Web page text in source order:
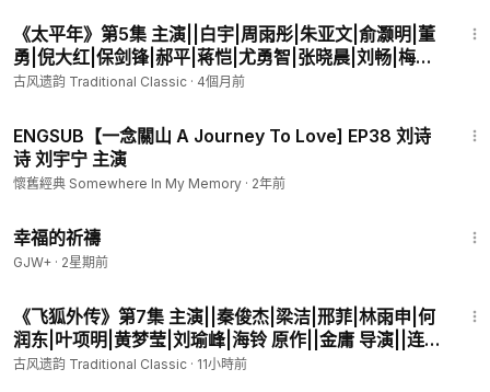
古风遗韵：https://www.ganjingworld.com/s/BB7n4nb1YZ
会员频道：https://www.ganjingworld.com/s/Jv02qRVllx
会员网站：https://patreon.com/yanmingshiping
燕铭时评：https://www.ganjingworld.com/s/OJnGB9gv8b
经典电影馆藏目录（不断更新）：
m/s/jaY3ZYZBEz
Bxa1kek7aJ
经典电视剧馆藏（不断更新）：
经典金曲馆藏（不断更新）： https://www.ganjingworld.com/s/
p0kVwRMJv9
经典电影馆藏Ⅰ：https://www.ganjingworld.com/s/KzNQgyjxQ
b
《太平年》第5集 主演||白宇|周雨彤|朱亚文|俞灏明|董
勇|倪大红|保剑锋|郝平|蒋恺|尤勇智|张晓晨|刘畅|梅婷|
于洋|张帆|吴昊宸|海一天|薛佳凝|尤靖茹|魏千翔 导演||
古风遗韵 Traditional Classic · 4個月前
ENGSUB【一念關山 A Journey To Love] EP38 刘诗
诗 刘宇宁 主演
懷舊經典 Somewhere In My Memory · 2年前
幸福的祈禱
GJW+ · 2星期前
《飞狐外传》第7集 主演||秦俊杰|梁洁|邢菲|林雨申|何
润东|叶项明|黄梦莹|刘瑜峰|海铃 原作||金庸 导演||连奕
名 编剧||汤佳羽|邱怀阳 【金庸古装武侠剧】
古风遗韵 Traditional Classic · 11小時前